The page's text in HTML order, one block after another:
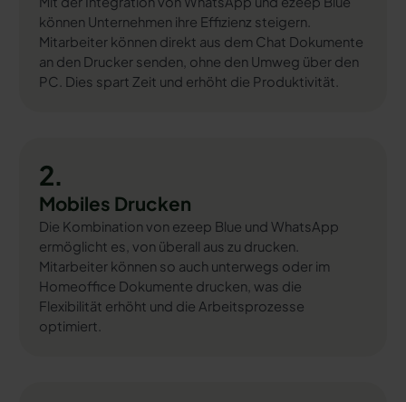
können Unternehmen ihre Effizienz steigern.
Mitarbeiter können direkt aus dem Chat Dokumente
an den Drucker senden, ohne den Umweg über den
PC. Dies spart Zeit und erhöht die Produktivität.
2.
Mobiles Drucken
Die Kombination von ezeep Blue und WhatsApp
ermöglicht es, von überall aus zu drucken.
Mitarbeiter können so auch unterwegs oder im
Homeoffice Dokumente drucken, was die
Flexibilität erhöht und die Arbeitsprozesse
optimiert.